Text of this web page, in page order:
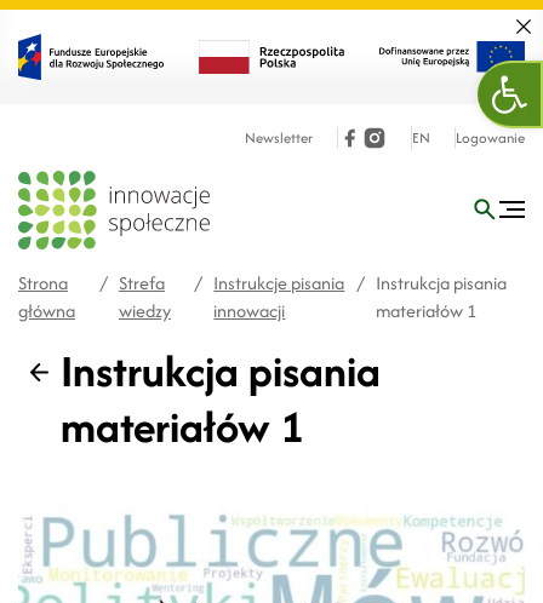
Newsletter EN Logowanie
Strona
główna
/ Strefa
wiedzy
/ Instrukcje pisania
innowacji
/ Instrukcja pisania
materiałów 1
Wstecz
Instrukcja pisania
materiałów 1